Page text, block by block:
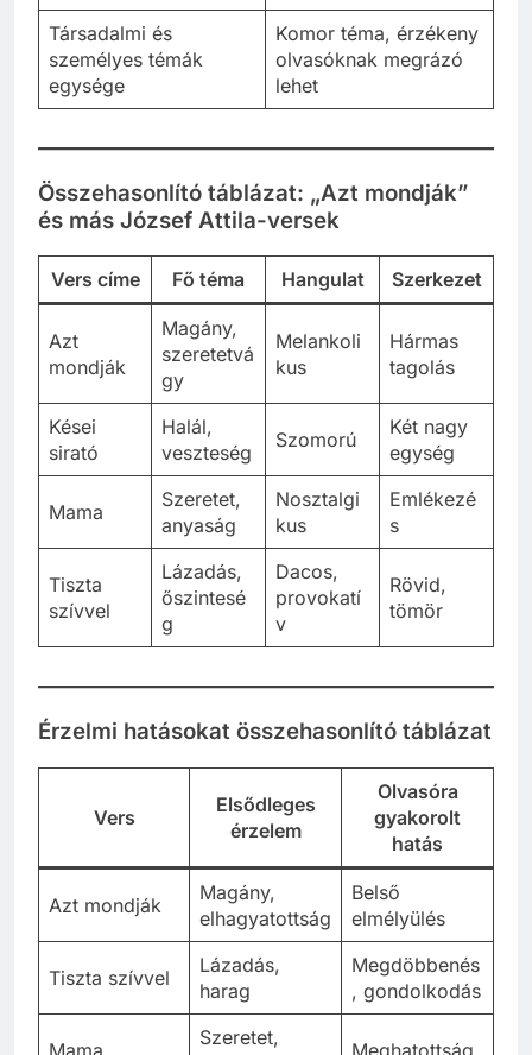
Társadalmi és
személyes témák
egysége
Komor téma, érzékeny
olvasóknak megrázó
lehet
Összehasonlító táblázat: „Azt mondják”
és más József Attila-versek
Vers címe Fő téma Hangulat Szerkezet
Azt
mondják
Magány,
szeretetvá
gy
Melankoli
kus
Hármas
tagolás
Kései
sirató
Halál,
veszteség
Szomorú
Két nagy
egység
Mama
Szeretet,
anyaság
Nosztalgi
kus
Emlékezé
s
Tiszta
szívvel
Lázadás,
őszintesé
g
Dacos,
provokatí
v
Rövid,
tömör
Érzelmi hatásokat összehasonlító táblázat
Vers
Elsődleges
érzelem
Olvasóra
gyakorolt
hatás
Azt mondják
Magány,
elhagyatottság
Belső
elmélyülés
Tiszta szívvel
Lázadás,
harag
Megdöbbenés
, gondolkodás
Szeretet,